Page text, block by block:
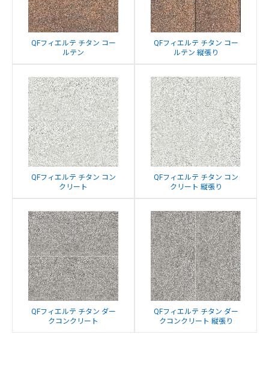
QFフィエルテ チタン コー
ルテン
QFフィエルテ チタン コー
ルテン 縦張り
QFフィエルテ チタン コン
クリート
QFフィエルテ チタン コン
クリート 縦張り
QFフィエルテ チタン ダー
クコンクリート
QFフィエルテ チタン ダー
クコンクリート 縦張り